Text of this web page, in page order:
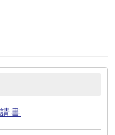
書